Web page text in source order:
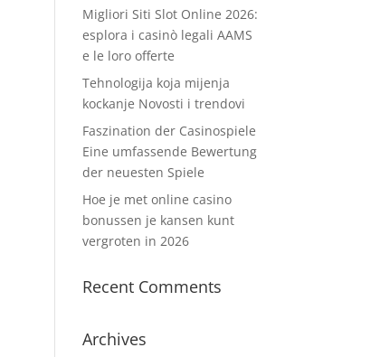
Migliori Siti Slot Online 2026:
esplora i casinò legali AAMS
e le loro offerte
Tehnologija koja mijenja
kockanje Novosti i trendovi
Faszination der Casinospiele
Eine umfassende Bewertung
der neuesten Spiele
Hoe je met online casino
bonussen je kansen kunt
vergroten in 2026
Recent Comments
Archives